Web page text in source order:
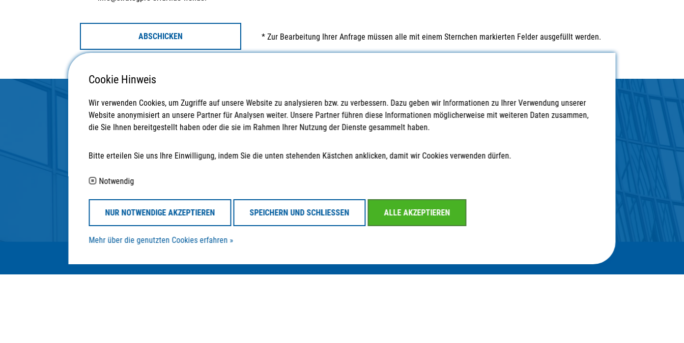
ABSCHICKEN * Zur Bearbeitung Ihrer Anfrage müssen alle mit einem Sternchen markierten Felder ausgefüllt werden.
Neuwerkstraße 45/46
+49 361 30 258 - 139
Cookie Hinweis
Wir verwenden Cookies, um Zugriffe auf unsere Website zu analysieren bzw. zu verbessern. Dazu geben wir Informationen zu Ihrer Verwendung unserer
Website anonymisiert an unsere Partner für Analysen weiter. Unsere Partner führen diese Informationen möglicherweise mit weiteren Daten zusammen,
die Sie Ihnen bereitgestellt haben oder die sie im Rahmen Ihrer Nutzung der Dienste gesammelt haben.
Bitte erteilen Sie uns Ihre Einwilligung, indem Sie die unten stehenden Kästchen anklicken, damit wir Cookies verwenden dürfen.
Notwendig
NUR NOTWENDIGE AKZEPTIEREN SPEICHERN UND SCHLIESSEN ALLE AKZEPTIEREN
Mehr über die genutzten Cookies erfahren »